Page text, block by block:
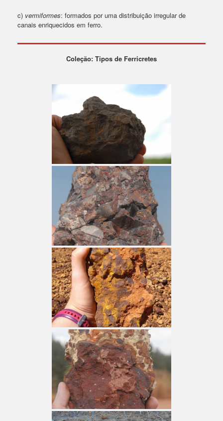
c) vermiformes: formados por uma distribuição irregular de
canais enriquecidos em ferro.
Coleção: Tipos de Ferricretes